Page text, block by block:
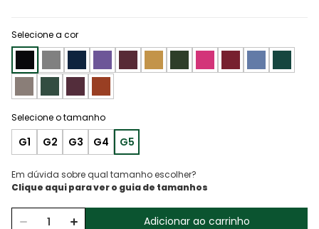
Selecione a cor
G1 G2 G3 G4 G5
Em dúvida sobre qual tamanho escolher?
Adicionar ao carrinho